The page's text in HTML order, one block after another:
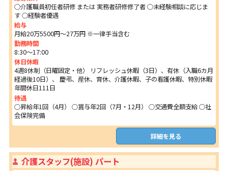
○介護職員初任者研修 または 実務者研修修了者 ○未経験相談に応じま
す ○経験者優遇
給与
月給20万5500円～27万円 ※一律手当含む
勤務時間
8:30～17:00
休日休暇
4週8休制（日曜固定・他） リフレッシュ休暇（3日）、有休（入職6カ月
経過後10日）、 慶弔、産休、育休、介護休暇、子の看護休暇、特別休暇
年間休日111日
待遇
○昇給年1回（4月） ○賞与年2回（7月・12月） ○交通費全額支給 ○社
会保険完備
詳細を見る
介護スタッフ(施設) パート